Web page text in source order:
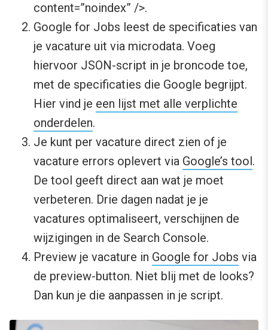
content=”noindex” />.
Google for Jobs leest de specificaties van
je vacature uit via microdata. Voeg
hiervoor JSON-script in je broncode toe,
met de specificaties die Google begrijpt.
Hier vind je een lijst met alle verplichte
onderdelen.
Je kunt per vacature direct zien of je
vacature errors oplevert via Google’s tool.
De tool geeft direct aan wat je moet
verbeteren. Drie dagen nadat je je
vacatures optimaliseert, verschijnen de
wijzigingen in de Search Console.
Preview je vacature in Google for Jobs via
de preview-button. Niet blij met de looks?
Dan kun je die aanpassen in je script.